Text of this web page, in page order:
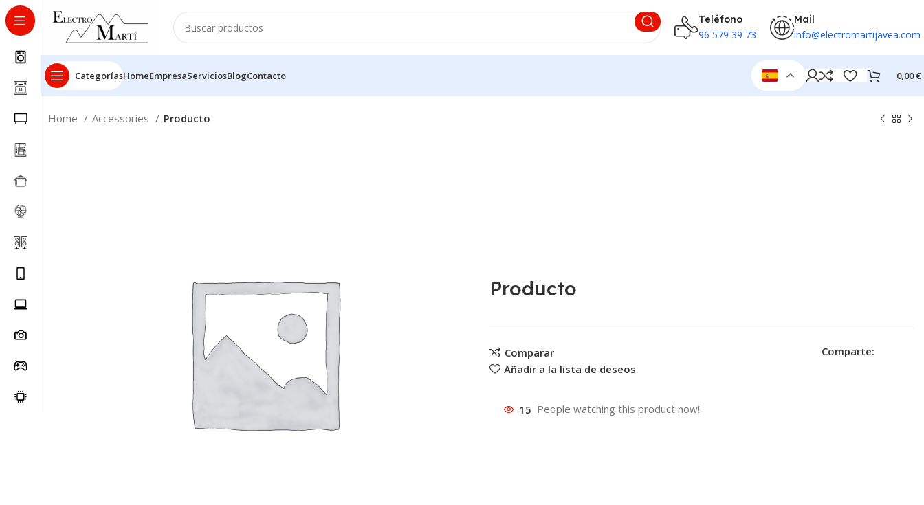
Teléfono
96 579 39 73
Mail
info@electromartijavea.com
CategoríasHomeEmpresaServiciosBlogContacto 0,00€
Home Accessories Producto
Producto
Comparar
Añadir a la lista de deseos
Comparte:
15 People watching this product now!